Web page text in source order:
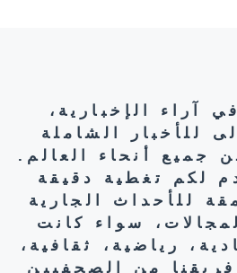
آراء الإخبارية،
للأخبار الشاملة
جميع أنحاء العالم.
لكم تغطية دقيقة
للأحداث الجارية
سواء كانت
رياضية، ثقافية،
فريقنا من الصحفيين